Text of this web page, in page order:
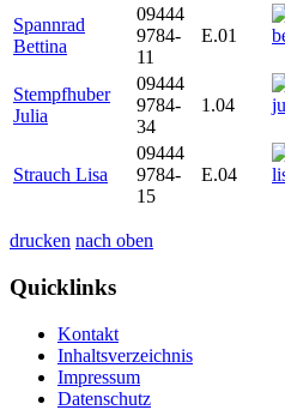
Spannrad
Bettina
09444
9784-
11
E.01
Stempfhuber
Julia
09444
9784-
34
1.04
Strauch Lisa
09444
9784-
15
E.04
drucken nach oben
Quicklinks
Kontakt
Inhaltsverzeichnis
Impressum
Datenschutz